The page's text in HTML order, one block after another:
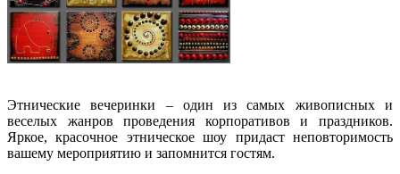
Этнические вечеринки – один из самых живописных и
веселых жанров проведения корпоративов и праздников.
Яркое, красочное этническое шоу придаст неповторимость
вашему мероприятию и запомнится гостям.